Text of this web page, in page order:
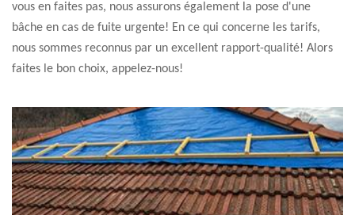
vous en faites pas, nous assurons également la pose d'une
bâche en cas de fuite urgente! En ce qui concerne les tarifs,
nous sommes reconnus par un excellent rapport-qualité! Alors
faites le bon choix, appelez-nous!